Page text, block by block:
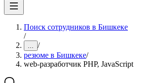
Поиск сотрудников в Бишкеке
/
... /
резюме в Бишкеке/
web-разработчик PHP, JavaScript